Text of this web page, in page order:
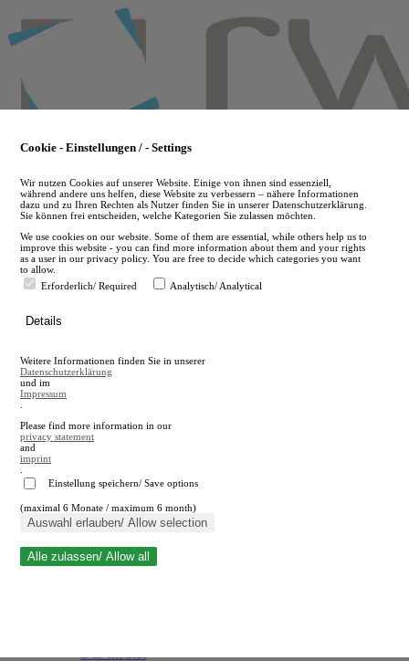
to
main
en
A
A
Suche schließen
Cookie - Einstellungen / - Settings
Wir nutzen Cookies auf unserer Website. Einige von ihnen sind essenziell,
während andere uns helfen, diese Website zu verbessern – nähere Informationen
dazu und zu Ihren Rechten als Nutzer finden Sie in unserer Datenschutzerklärung.
Sie können frei entscheiden, welche Kategorien Sie zulassen möchten.
We use cookies on our website. Some of them are essential, while others help us to
improve this website - you can find more information about them and your rights
as a user in our privacy policy. You are free to decide which categories you want
to allow.
Erforderlich/ Required
Analytisch/ Analytical
Details
Weitere Informationen finden Sie in unserer
Datenschutzerklärung
und im
Impressum
Please find more information in our
privacy statement
and
imprint
Einstellung speichern/ Save options
(maximal 6 Monate / maximum 6 month)
Auswahl erlauben/ Allow selection
Alle zulassen/ Allow all